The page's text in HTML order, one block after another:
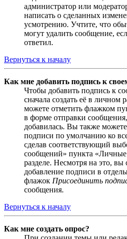
администратор или
написать о сделанных
усмотрению. Учтите, что
могут удалить сообщение,
ответил.
Вернуться к началу
Как мне добавить подпись к
Чтобы добавить подпись к
сначала создать её в личном
можете отметить флажком
в форме отправки
добавилась. Вы также
подписи по умолчанию ко
сделав соответствующий
сообщений» пункта
разделе. Несмотря на это, вы
добавление подписи в
флажок Присоединить
сообщения.
Вернуться к началу
Как мне создать опрос?